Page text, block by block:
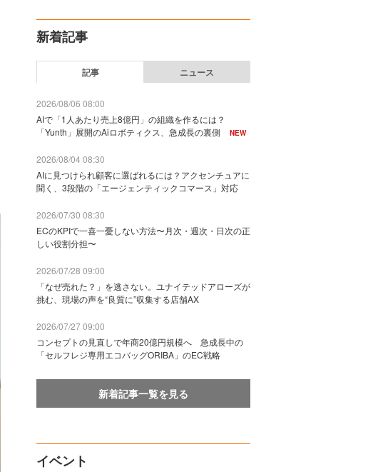
新着記事
記事 ニュース
2026/08/06 08:00
AIで「1人あたり売上8億円」の組織を作るには？
「Yunth」展開のAiロボティクス、急成長の裏側
NEW
2026/08/04 08:30
AIに見つけられ顧客に選ばれるには？アクセンチュアに
聞く、3段階の「エージェンティックコマース」対応
2026/07/30 08:30
ECのKPIで一喜一憂しない方法〜月次・週次・日次の正
しい役割分担〜
2026/07/28 09:00
「なぜ売れた？」を逃さない。ユナイテッドアローズが
挑む、現場の声を“良質に”収集する店舗AX
2026/07/27 09:00
コンセプトの見直しで年商20億円規模へ 急成長中の
「セルフレジ専用エコバッグORIBA」のEC戦略
新着記事一覧を見る
イベント